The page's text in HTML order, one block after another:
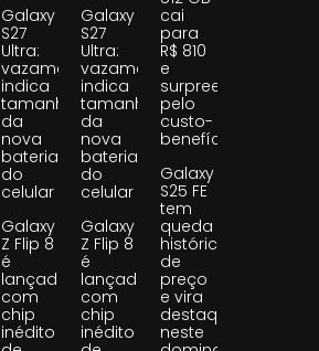
Galaxy
S27
Ultra:
vazamento
indica
tamanho
da
nova
bateria
do
celular
Galaxy
Z Flip 8
é
lançado
com
chip
inédito
Galaxy
S27
Ultra:
vazamento
indica
tamanho
da
nova
bateria
do
celular
Galaxy
Z Flip 8
é
lançado
com
chip
inédito
cai
para
R$ 810
e
surpreende
pelo
custo-
benefício
Galaxy
S25 FE
tem
queda
histórica
de
preço
e vira
destaque
neste